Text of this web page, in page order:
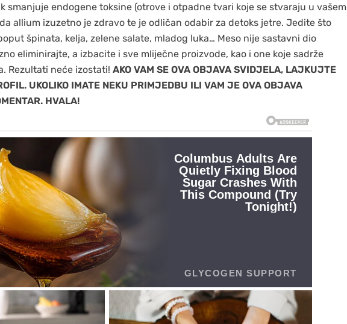
smanjuje endogene toksine (otrove i otpadne tvari koje se stvaraju u vašem
allium izuzetno je zdravo te je odličan odabir za detoks jetre. Jedite što
špinata, kelja, zelene salate, mladog luka… Meso nije sastavni dio
eliminirajte, a izbacite i sve mliječne proizvode, kao i one koje sadrže
Rezultati neće izostati! AKO VAM SE OVA OBJAVA SVIDJELA, LAJKUJTE
UKOLIKO IMATE NEKU PRIMJEDBU ILI VAM JE OVA OBJAVA
HVALA!